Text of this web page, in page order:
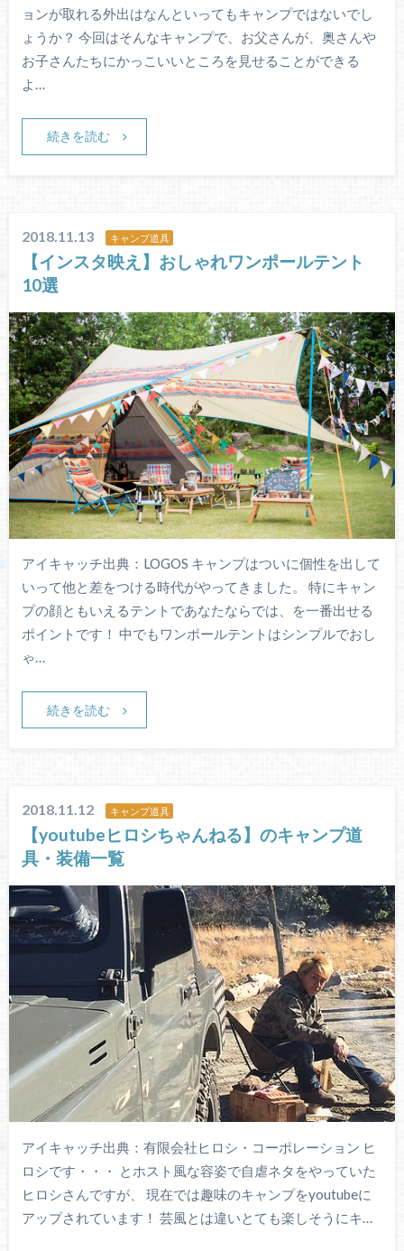
ョンが取れる外出はなんといってもキャンプではないでし
ょうか？ 今回はそんなキャンプで、お父さんが、奥さんや
お子さんたちにかっこいいところを見せることができる
よ…
続きを読む
2018.11.13 キャンプ道具
【インスタ映え】おしゃれワンポールテント
10選
アイキャッチ出典：LOGOS キャンプはついに個性を出して
いって他と差をつける時代がやってきました。 特にキャン
プの顔ともいえるテントであなたならでは、を一番出せる
ポイントです！ 中でもワンポールテントはシンプルでおし
ゃ…
続きを読む
2018.11.12 キャンプ道具
【youtubeヒロシちゃんねる】のキャンプ道
具・装備一覧
アイキャッチ出典：有限会社ヒロシ・コーポレーション ヒ
ロシです・・・ とホスト風な容姿で自虐ネタをやっていた
ヒロシさんですが、 現在では趣味のキャンプをyoutubeに
アップされています！ 芸風とは違いとても楽しそうにキ…